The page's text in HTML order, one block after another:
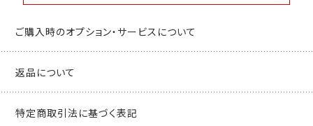
ご購入時のオプション・サービスについて
返品について
特定商取引法に基づく表記